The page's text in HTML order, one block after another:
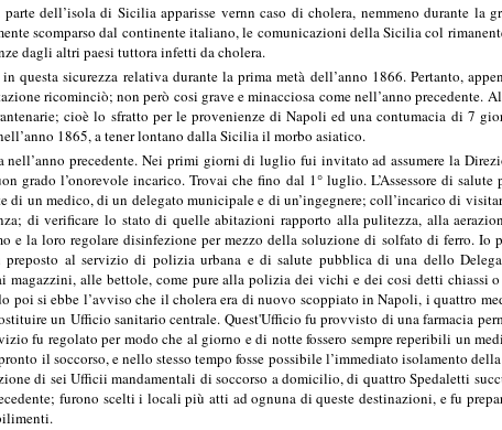
dell’isola di Sicilia apparisse vernn caso di cholera, nemmeno durante la
scomparso dal continente italiano, le comunicazioni della Sicilia col
dagli altri paesi tuttora infetti da cholera.
questa sicurezza relativa durante la prima metà dell’anno 1866. Pertanto,
ricominciò; non però cosi grave e minacciosa come nell’anno precedente.
cioè lo sfratto per le provenienze di Napoli ed una contumacia di 7
1865, a tener lontano dalla Sicilia il morbo asiatico.
precedente. Nei primi giorni di luglio fui invitato ad assumere la
grado l’onorevole incarico. Trovai che fino dal 1° luglio. L’Assessore di
di un medico, di un delegato municipale e di un’ingegnere; coll’incarico di
di verificare lo stato di quelle abitazioni rapporto alla pulitezza, alla
e la loro regolare disinfezione per mezzo della soluzione di solfato di ferro.
al servizio di polizia urbana e di salute pubblica di una dello
magazzini, alle bettole, come pure alla polizia dei vichi e dei cosi detti chiassi
poi si ebbe l’avviso che il cholera era di nuovo scoppiato in Napoli, i quattro
un Ufficio sanitario centrale. Quest'Ufficio fu provvisto di una farmacia
fu regolato per modo che al giorno e di notte fossero sempre reperibili un
il soccorso, e nello stesso tempo fosse possibile l’immediato isolamento
di sei Ufficii mandamentali di soccorso a domicilio, di quattro Spedaletti
furono scelti i locali più atti ad ognuna di queste destinazioni, e fu